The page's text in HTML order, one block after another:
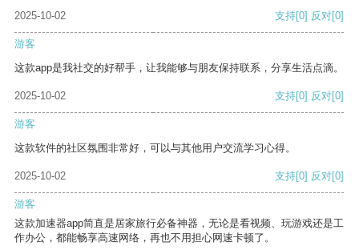
2025-10-02
支持[0] 反对[0]
游客
这款app是我社交的好帮手，让我能够与朋友保持联系，分享生活点滴。
2025-10-02 支持[0] 反对[0]
游客
这款软件的社区氛围非常好，可以与其他用户交流学习心得。
2025-10-02 支持[0] 反对[0]
游客
这款加速器app简直是居家旅行必备神器，无论是看视频、玩游戏还是工
作办公，都能畅享高速网络，再也不用担心网速卡顿了。